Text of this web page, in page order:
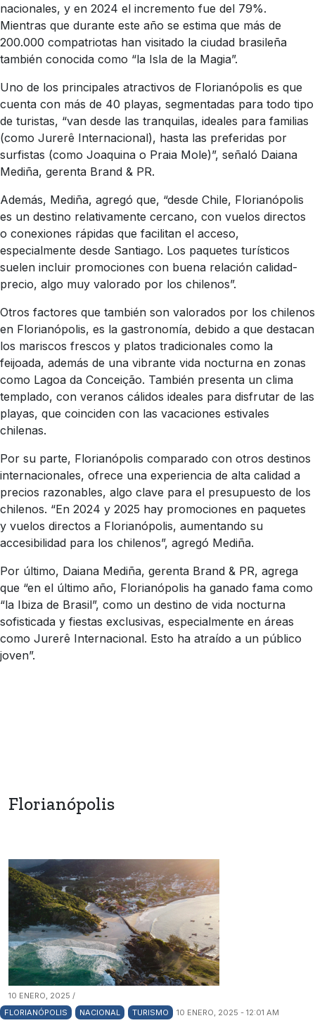
nacionales, y en 2024 el incremento fue del 79%.
Mientras que durante este año se estima que más de
200.000 compatriotas han visitado la ciudad brasileña
también conocida como “la Isla de la Magia”.
Uno de los principales atractivos de Florianópolis es que
cuenta con más de 40 playas, segmentadas para todo tipo
de turistas, “van desde las tranquilas, ideales para familias
(como Jurerê Internacional), hasta las preferidas por
surfistas (como Joaquina o Praia Mole)”, señaló Daiana
Mediña, gerenta Brand & PR.
Además, Mediña, agregó que, “desde Chile, Florianópolis
es un destino relativamente cercano, con vuelos directos
o conexiones rápidas que facilitan el acceso,
especialmente desde Santiago. Los paquetes turísticos
suelen incluir promociones con buena relación calidad-
precio, algo muy valorado por los chilenos”.
Otros factores que también son valorados por los chilenos
en Florianópolis, es la gastronomía, debido a que destacan
los mariscos frescos y platos tradicionales como la
feijoada, además de una vibrante vida nocturna en zonas
como Lagoa da Conceição. También presenta un clima
templado, con veranos cálidos ideales para disfrutar de las
playas, que coinciden con las vacaciones estivales
chilenas.
Por su parte, Florianópolis comparado con otros destinos
internacionales, ofrece una experiencia de alta calidad a
precios razonables, algo clave para el presupuesto de los
chilenos. “En 2024 y 2025 hay promociones en paquetes
y vuelos directos a Florianópolis, aumentando su
accesibilidad para los chilenos”, agregó Mediña.
Por último, Daiana Mediña, gerenta Brand & PR, agrega
que “en el último año, Florianópolis ha ganado fama como
“la Ibiza de Brasil”, como un destino de vida nocturna
sofisticada y fiestas exclusivas, especialmente en áreas
como Jurerê Internacional. Esto ha atraído a un público
joven”.
Florianópolis
10 ENERO, 2025 /
FLORIANÓPOLIS
NACIONAL TURISMO 10 ENERO, 2025 - 12:01 AM